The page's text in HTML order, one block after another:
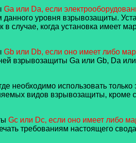
Ga или Da, если
уровня взрывозащиты.
когда установка имеет
Gb или Db, если оно имеет либо
взрывозащиты Ga или Gb, Da
необходимо использовать только
видов взрывозащиты, кроме
Gc или Dc, если оно имеет либо
требованиям настоящего